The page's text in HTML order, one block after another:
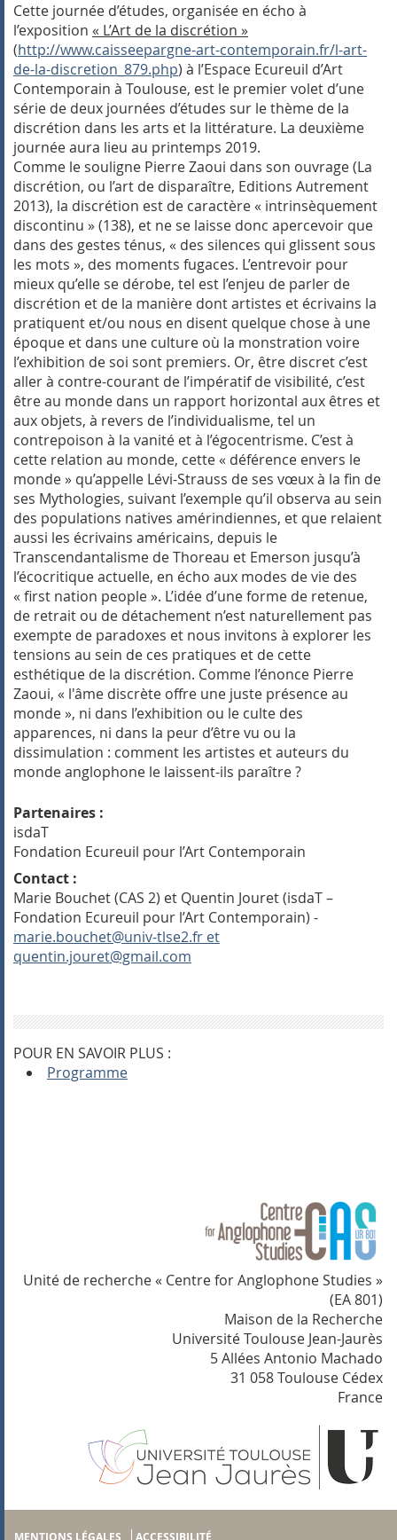
Cette journée d’études, organisée en écho à
l’exposition « L’Art de la discrétion »
(http://www.caisseepargne-art-contemporain.fr/l-art-
de-la-discretion_879.php) à l’Espace Ecureuil d’Art
Contemporain à Toulouse, est le premier volet d’une
série de deux journées d’études sur le thème de la
discrétion dans les arts et la littérature. La deuxième
journée aura lieu au printemps 2019.
Comme le souligne Pierre Zaoui dans son ouvrage (La
discrétion, ou l’art de disparaître, Editions Autrement
2013), la discrétion est de caractère « intrinsèquement
discontinu » (138), et ne se laisse donc apercevoir que
dans des gestes ténus, « des silences qui glissent sous
les mots », des moments fugaces. L’entrevoir pour
mieux qu’elle se dérobe, tel est l’enjeu de parler de
discrétion et de la manière dont artistes et écrivains la
pratiquent et/ou nous en disent quelque chose à une
époque et dans une culture où la monstration voire
l’exhibition de soi sont premiers. Or, être discret c’est
aller à contre-courant de l’impératif de visibilité, c’est
être au monde dans un rapport horizontal aux êtres et
aux objets, à revers de l’individualisme, tel un
contrepoison à la vanité et à l’égocentrisme. C’est à
cette relation au monde, cette « déférence envers le
monde » qu’appelle Lévi-Strauss de ses vœux à la fin de
ses Mythologies, suivant l’exemple qu’il observa au sein
des populations natives amérindiennes, et que relaient
aussi les écrivains américains, depuis le
Transcendantalisme de Thoreau et Emerson jusqu’à
l’écocritique actuelle, en écho aux modes de vie des
« first nation people ». L’idée d’une forme de retenue,
de retrait ou de détachement n’est naturellement pas
exempte de paradoxes et nous invitons à explorer les
tensions au sein de ces pratiques et de cette
esthétique de la discrétion. Comme l’énonce Pierre
Zaoui, « l'âme discrète offre une juste présence au
monde », ni dans l’exhibition ou le culte des
apparences, ni dans la peur d’être vu ou la
dissimulation : comment les artistes et auteurs du
monde anglophone le laissent-ils paraître ?
Partenaires :
isdaT
Fondation Ecureuil pour l’Art Contemporain
Contact :
Marie Bouchet (CAS 2) et Quentin Jouret (isdaT –
Fondation Ecureuil pour l’Art Contemporain) -
marie.bouchet@univ-tlse2.fr et
quentin.jouret@gmail.com
POUR EN SAVOIR PLUS :
Programme
Unité de recherche « Centre for Anglophone Studies »
(EA 801)
Maison de la Recherche
Université Toulouse Jean-Jaurès
5 Allées Antonio Machado
31 058 Toulouse Cédex
France
MENTIONS LÉGALES ACCESSIBILITÉ